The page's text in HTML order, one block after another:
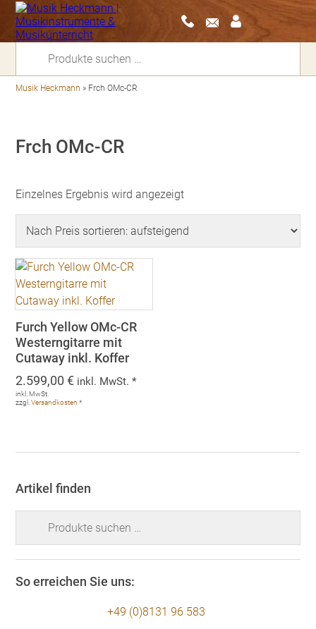
Musik Heckmann » Frch OMc-CR
Frch OMc-CR
Einzelnes Ergebnis wird angezeigt
Furch Yellow OMc-CR
Westerngitarre mit
Cutaway inkl. Koffer
2.599,00€ inkl. MwSt. *
inkl. MwSt.
zzgl.Versandkosten *
Artikel finden
So erreichen Sie uns:
+49 (0)8131 96 583